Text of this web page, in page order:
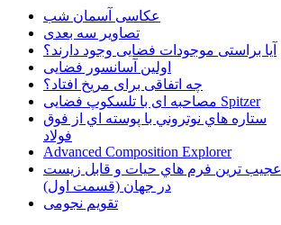
عکاسی آسمان شب
تصاویر سه بعدی
آیا براستی موجودات فضایی وجود دارند؟
اولین آسانسور فضایی
چه اتفاقی برای مریخ افتاد؟
مصاحبه ای با تلسکوپ فضایی Spitzer
ستاره هاي نوتروني با پوسته اي از فوق
فولاد
Advanced Composition Explorer
عجیب ترین فرم هاي حيات و قابل زيست
در جهان (قسمت اول)
تقویم نجومی